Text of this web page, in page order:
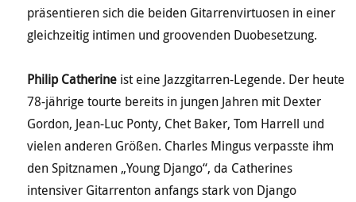
präsentieren sich die beiden Gitarrenvirtuosen in einer
gleichzeitig intimen und groovenden Duobesetzung.
Philip Catherine ist eine Jazzgitarren-Legende. Der heute
78-jährige tourte bereits in jungen Jahren mit Dexter
Gordon, Jean-Luc Ponty, Chet Baker, Tom Harrell und
vielen anderen Größen. Charles Mingus verpasste ihm
den Spitznamen „Young Django“, da Catherines
intensiver Gitarrenton anfangs stark von Django